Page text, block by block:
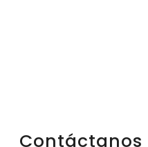
Contáctanos